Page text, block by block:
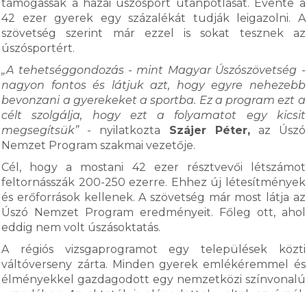
támogassák a hazai úszósport utánpótlását. Évente a
42 ezer gyerek egy százalékát tudják leigazolni. A
szövetség szerint már ezzel is sokat tesznek az
úszósportért.
„A tehetséggondozás - mint Magyar Úszószövetség -
nagyon fontos és látjuk azt, hogy egyre nehezebb
bevonzani a gyerekeket a sportba. Ez a program ezt a
célt szolgálja, hogy ezt a folyamatot egy kicsit
megsegítsük”- nyilatkozta Szájer Péter,az Úszó
Nemzet Program szakmai vezetője.
Cél, hogy a mostani 42 ezer résztvevői létszámot
feltornásszák 200-250 ezerre. Ehhez új létesítmények
és erőforrások kellenek. A szövetség már most látja az
Úszó Nemzet Program eredményeit. Főleg ott, ahol
eddig nem volt úszásoktatás.
A régiós vizsgaprogramot egy települések közti
váltóverseny zárta. Minden gyerek emlékéremmel és
élményekkel gazdagodott egy nemzetközi színvonalú